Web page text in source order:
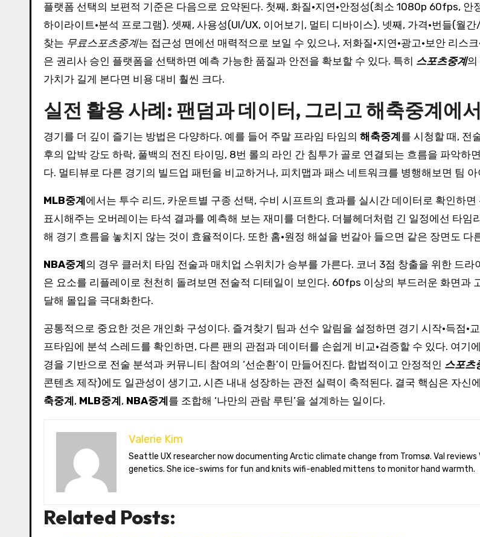
플랫폼 선택의 보편적 기준은 다음으로 요약된다. 첫째, 화질·지연·안정성(최소 1080p 60fps, 안
하이라이트·분석 프로그램). 셋째, 사용성(UI/UX, 이어보기, 멀티 디바이스). 넷째, 가격·번들(월
찾는 무료스포츠중계는 접근성 면에선 매력적으로 보일 수 있으나, 저화질·지연·광고·보안 리스
은 권리사 승인 플랫폼을 선택하면 예측 가능한 품질과 안전을 확보할 수 있다. 특히 스포츠중계의
가치가 길게 본다면 비용 대비 훨씬 크다.
실전 활용 사례: 팬덤과 데이터, 그리고 해축중계에
경기를 더 깊이 즐기는 방법은 다양하다. 예를 들어 주말 프라임 타임의 해축중계 를 시청할 때, 전
후의 압박 강도 하락, 풀백의 전진 타이밍, 8번 롤의 라인 간 침투가 골로 연결되는 흐름을 파악하
다. 멀티뷰로 다른 경기의 빌드업 패턴을 비교하거나, 피치맵과 패스 네트워크를 병행해보면 팀
MLB중계 에서는 투수 리드, 카운트별 구종 선택, 수비 시프트의 효과를 실시간 데이터로 확인하
표시해주는 오버레이는 타석 결과를 예측해 보는 재미를 더한다. 더블헤더처럼 긴 일정에선 타
해 경기 흐름을 놓치지 않는 것이 효율적이다. 또한 홈·원정 해설을 번갈아 들으면 같은 장면도
NBA중계 의 경우 클러치 타임 전술과 매치업 스위치가 승부를 가른다. 코너 3점 창출을 위한 드
은 요소를 리플레이로 천천히 돌려보면 전술적 디테일이 보인다. 60fps 이상의 부드러운 화면과
달해 몰입을 극대화한다.
공통적으로 중요한 것은 개인화 구성이다. 즐겨찾기 팀과 선수 알림을 설정하면 경기 시작·득점·
프타임에 분석 스레드를 확인하면, 다른 팬의 관점과 데이터를 손쉽게 비교·검증할 수 있다. 여기에
경을 기반으로 전술 분석과 커뮤니티 참여의 ‘선순환’이 만들어진다. 합법적이고 안정적인 스포츠
콘텐츠 제작)에도 일관성이 생기고, 시즌 내내 성장하는 관전 실력이 축적된다. 결국 핵심은 자신
축중계 , MLB중계 , NBA중계 를 조합해 ‘나만의 관람 루틴’을 설계하는 일이다.
Valerie Kim
Seattle UX researcher now documenting Arctic climate change from Tromsø. Val reviews VR meditation apps, aurora-photography gear, and coffee-bean
genetics. She ice-swims for fun and knits wifi-enabled mittens to monitor hand warmth.
Related Posts: